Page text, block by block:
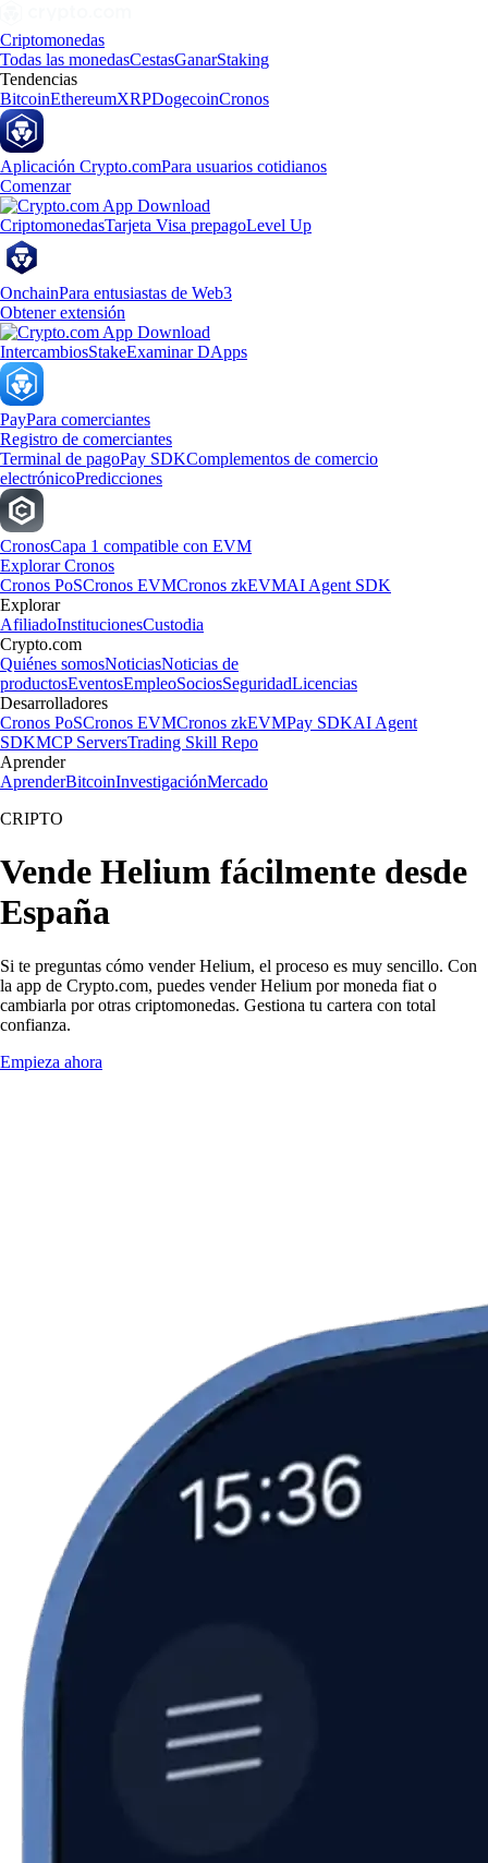
Criptomonedas
Todas las monedasCestasGanarStaking
Tendencias
BitcoinEthereumXRPDogecoinCronos
Aplicación Crypto.comPara usuarios cotidianos
Comenzar
CriptomonedasTarjeta Visa prepagoLevel Up
OnchainPara entusiastas de Web3
Obtener extensión
IntercambiosStakeExaminar DApps
PayPara comerciantes
Registro de comerciantes
Terminal de pagoPay SDKComplementos de comercio
electrónicoPredicciones
CronosCapa 1 compatible con EVM
Explorar Cronos
Cronos PoSCronos EVMCronos zkEVMAI Agent SDK
Explorar
AfiliadoInstitucionesCustodia
Crypto.com
Quiénes somosNoticiasNoticias de
productosEventosEmpleoSociosSeguridadLicencias
Desarrolladores
Cronos PoSCronos EVMCronos zkEVMPay SDKAI Agent
SDKMCP ServersTrading Skill Repo
Aprender
AprenderBitcoinInvestigaciónMercado
CRIPTO
Vende Helium fácilmente desde
España
Si te preguntas cómo vender Helium, el proceso es muy sencillo. Con
la app de Crypto.com, puedes vender Helium por moneda fiat o
cambiarla por otras criptomonedas. Gestiona tu cartera con total
confianza.
Empieza ahora